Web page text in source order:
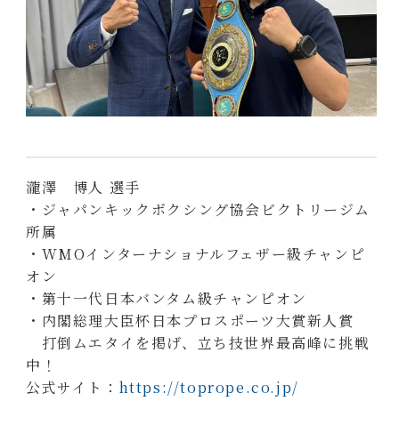
瀧澤 博人 選手
・ジャパンキックボクシング協会ビクトリージム
所属
・WMOインターナショナルフェザー級チャンピ
オン
・第十一代日本バンタム級チャンピオン
・内閣総理大臣杯日本プロスポーツ大賞新人賞
打倒ムエタイを掲げ、立ち技世界最高峰に挑戦
中！
公式サイト： https://toprope.co.jp/